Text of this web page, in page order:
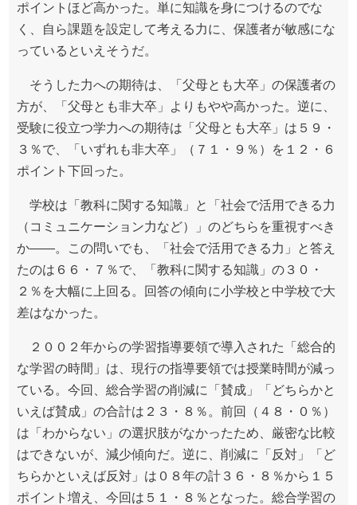
ポイントほど高かった。単に知識を身につけるのでな
く、自ら課題を設定して考える力に、保護者が敏感にな
っているといえそうだ。
そうした力への期待は、「父母とも大卒」の保護者の
方が、「父母とも非大卒」よりもやや高かった。逆に、
受験に役立つ学力への期待は「父母とも大卒」は５９・
３％で、「いずれも非大卒」（７１・９％）を１２・６
ポイント下回った。
学校は「教科に関する知識」と「社会で活用できる力
（コミュニケーション力など）」のどちらを重視すべき
か――。この問いでも、「社会で活用できる力」と答え
たのは６６・７％で、「教科に関する知識」の３０・
２％を大幅に上回る。回答の傾向に小学校と中学校で大
差はなかった。
２００２年からの学習指導要領で導入された「総合的
な学習の時間」は、現行の指導要領では授業時間が減っ
ている。今回、総合学習の削減に「賛成」「どちらかと
いえば賛成」の合計は２３・８％。前回（４８・０％）
は「わからない」の選択肢がなかったため、厳密な比較
はできないが、減少傾向だ。逆に、削減に「反対」「ど
ちらかといえば反対」は０８年の計３６・８％から１５
ポイント増え、今回は５１・８％となった。総合学習の